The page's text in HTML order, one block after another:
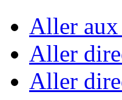
Aller aux
Aller
Aller